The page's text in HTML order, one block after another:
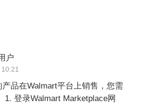
户
品在Walmart平台上销售，您需